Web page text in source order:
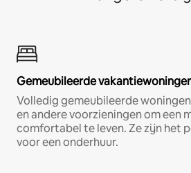
Gemeubileerde
Volledig gemeubileerde
en andere voorzieningen om een
comfortabel te leven. Ze zijn het
voor een onderhuur.